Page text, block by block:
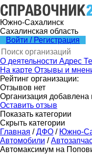
Южно-Сахалинск
Сахалинская область
Войти / Регистрация
О деятельности Адрес
На карте Отзывы и
Рейтинг организации:
Отзывов нет
Организация
Оставить отзыв
Показать категории
Скрыть категории
Главная / ДФО / Южно-
Автомобили /
Автомаксимум на